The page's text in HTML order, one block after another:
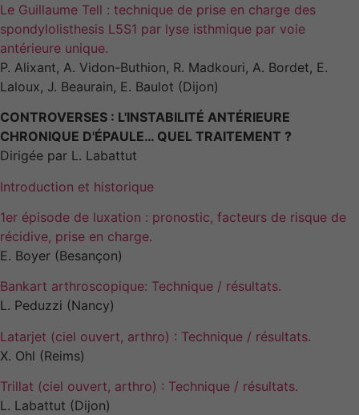
Le Guillaume Tell : technique de prise en charge des
spondylolisthesis L5S1 par lyse isthmique par voie
antérieure unique.
P. Alixant, A. Vidon-Buthion, R. Madkouri, A. Bordet, E.
Laloux, J. Beaurain, E. Baulot (Dijon)
CONTROVERSES : L'INSTABILITÉ ANTÉRIEURE
CHRONIQUE D'ÉPAULE… QUEL TRAITEMENT ?
Dirigée par L. Labattut
Introduction et historique
1er épisode de luxation : pronostic, facteurs de risque de
récidive, prise en charge.
E. Boyer (Besançon)
Bankart arthroscopique: Technique / résultats.
L. Peduzzi (Nancy)
Latarjet (ciel ouvert, arthro) : Technique / résultats.
X. Ohl (Reims)
Trillat (ciel ouvert, arthro) : Technique / résultats.
L. Labattut (Dijon)